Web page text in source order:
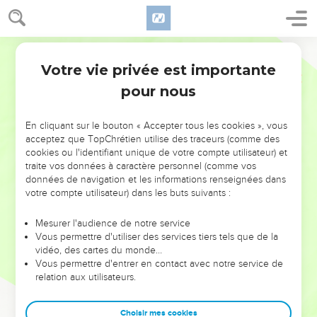
NE MANQUEZ PAS L’ÉVÉNEMENT
DE L’ANNÉE !
ET SI LEURS ERREURS POUVAIENT VOUS ÉVITER LES
VOTRES ?
leur foi ou leur vision. Mais on voit moins les doutes, les erreurs
et les saisons difficiles qu'ils ont traversés, alors même que ce
sont elles qui les ont façonnés.
Dans cette conférence, leaders, entrepreneurs, et responsables
clés pour avancer avec plus de sagesse afin que leurs erreurs
Votre vie privée est importante
pour nous
En cliquant sur le bouton « Accepter tous les cookies », vous
acceptez que TopChrétien utilise des traceurs (comme des
cookies ou l'identifiant unique de votre compte utilisateur) et
traite vos données à caractère personnel (comme vos
données de navigation et les informations renseignées dans
votre compte utilisateur) dans les buts suivants :
Mesurer l'audience de notre service
Vous permettre d'utiliser des services tiers tels que de la
vidéo, des cartes du monde…
Vous permettre d'entrer en contact avec notre service de
relation aux utilisateurs.
Choisir mes cookies